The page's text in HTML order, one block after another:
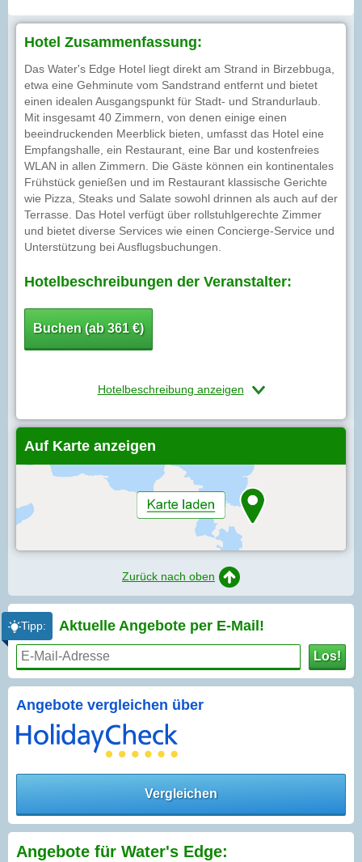
Hotel Zusammenfassung:
Das Water's Edge Hotel liegt direkt am Strand in Birzebbuga,
etwa eine Gehminute vom Sandstrand entfernt und bietet
einen idealen Ausgangspunkt für Stadt- und Strandurlaub.
Mit insgesamt 40 Zimmern, von denen einige einen
beeindruckenden Meerblick bieten, umfasst das Hotel eine
Empfangshalle, ein Restaurant, eine Bar und kostenfreies
WLAN in allen Zimmern. Die Gäste können ein kontinentales
Frühstück genießen und im Restaurant klassische Gerichte
wie Pizza, Steaks und Salate sowohl drinnen als auch auf der
Terrasse. Das Hotel verfügt über rollstuhlgerechte Zimmer
und bietet diverse Services wie einen Concierge-Service und
Unterstützung bei Ausflugsbuchungen.
Hotelbeschreibungen der Veranstalter:
Buchen (ab 361 €)
Hotelbeschreibung anzeigen
Auf Karte anzeigen
Zurück nach oben
Tipp: Aktuelle Angebote per E-Mail!
Los!
Angebote vergleichen über
Vergleichen
Angebote für Water's Edge: